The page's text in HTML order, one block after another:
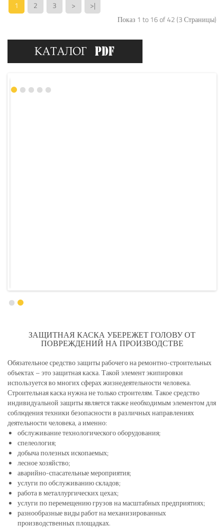
1 2 3 >
>|
Показ 1 to 16 of 42 (3 Страницы)
ЗАЩИТНАЯ КАСКА УБЕРЕЖЕТ ГОЛОВУ ОТ
ПОВРЕЖДЕНИЙ НА ПРОИЗВОДСТВЕ
Обязательное средство защиты рабочего на ремонтно-строительных
объектах – это защитная каска. Такой элемент экипировки
используется во многих сферах жизнедеятельности человека.
Строительная каска нужна не только строителям. Такое средство
индивидуальной защиты является также необходимым элементом для
соблюдения техники безопасности в различных направлениях
деятельности человека, а именно:
обслуживание технологического оборудования;
спелеология;
добыча полезных ископаемых;
лесное хозяйство;
аварийно-спасательные мероприятия;
услуги по обслуживанию складов;
работа в металлургических цехах;
услуги по перемещению грузов на масштабных предприятиях;
разнообразные виды работ на механизированных
производственных площадках.